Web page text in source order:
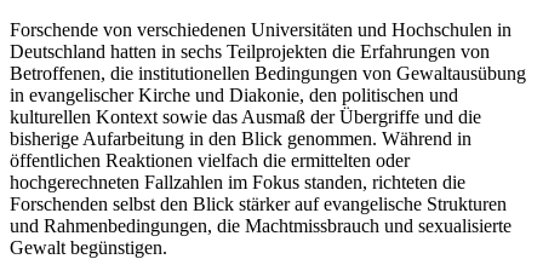
Forschende von verschiedenen Universitäten und Hochschulen in
Deutschland hatten in sechs Teilprojekten die Erfahrungen von
Betroffenen, die institutionellen Bedingungen von Gewaltausübung
in evangelischer Kirche und Diakonie, den politischen und
kulturellen Kontext sowie das Ausmaß der Übergriffe und die
bisherige Aufarbeitung in den Blick genommen. Während in
öffentlichen Reaktionen vielfach die ermittelten oder
hochgerechneten Fallzahlen im Fokus standen, richteten die
Forschenden selbst den Blick stärker auf evangelische Strukturen
und Rahmenbedingungen, die Machtmissbrauch und sexualisierte
Gewalt begünstigen.